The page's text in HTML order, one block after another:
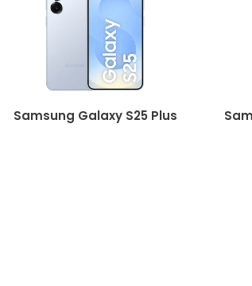
Samsung Galaxy S25 Plus